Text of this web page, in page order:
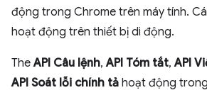
động trong Chrome trên máy tính.
hoạt động trên thiết bị di động.
TheAPI Câu lệnh,API Tóm tắt,API
API Soát lỗi chính tả hoạt động